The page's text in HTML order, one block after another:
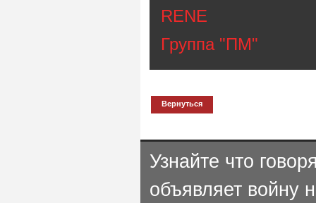
RENE
Группа "ПМ"
Вернуться
Узнайте что
объявляет войну